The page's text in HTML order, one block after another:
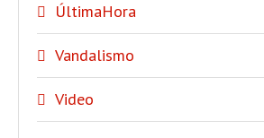
ÚltimaHora
Vandalismo
Video